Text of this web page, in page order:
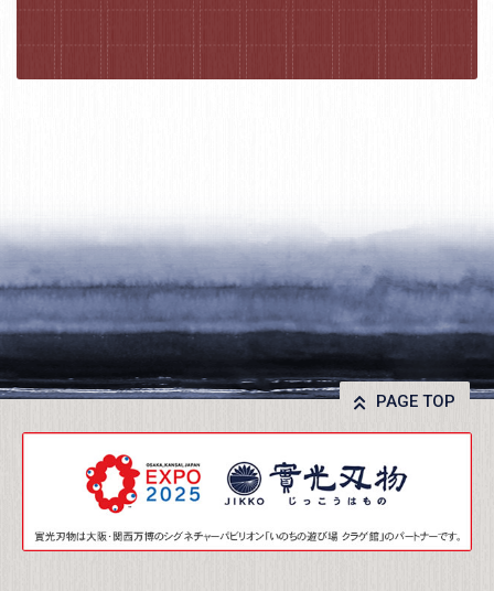
PAGE TOP